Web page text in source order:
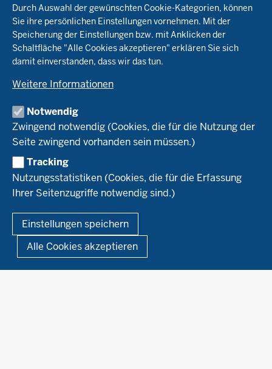
Durch Auswahl der gewünschten Cookie-Kategorien, können
Sie ihre persönlichen Einstellungen vornehmen. Mit der
Speicherung der Einstellungen bzw. mit Anklicken der
Schaltfläche "Alle Cookies akzeptieren" erklären Sie sich
damit einverstanden, dass wir das tun.
Weitere Informationen
Notwendig
Zwingend notwendig (Cookies, die für die Nutzung der
Seite zwingend vorhanden sein müssen.)
Tracking
Nutzungsstatistiken (Cookies, die für die Erfassung
Ihrer Seitenzugriffe notwendig sind.)
Einstellungen speichern
Alle Cookies akzeptieren
Öko-Modellregionen NRW
Pflanzenbau
Tierhaltung
Markt
Umstellung
Recht
Beratung
Landwirtschaftskammer NRW
Bioland
Naturland
Versuche
Leitbetriebe Ökologischer Landbau
Versuchsbetriebe
WRRL-Modellbetriebe
Kontakte Versuchswesen
Aktuelles
Arbeitsschwerpunkte
Ökoschule in Kleve
Ausbildungsbetriebe
Berufsausbildung
Forschung
Projekte Ökoteam
Forschungsergebnisse
Service
Kontakt
Newsletter
Demonstrationsbetriebe Ökologischer Landbau
Links
Fußzeile
Impressum Datenschutzerklärung